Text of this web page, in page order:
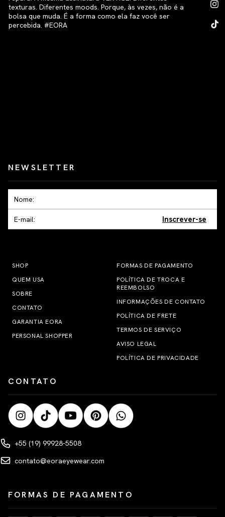
NEWSLETTER
Inscrever-se
SHOP
QUEM USA
SOBRE
CONTATO
GARANTIA EORA
PERSONAL SHOPPER
FORMAS DE PAGAMENTO
POLÍTICA DE TROCA E
REEMBOLSO
INFORMAÇÕES DE CONTATO
POLÍTICA DE FRETE
TERMOS DE SERVIÇO
AVISO LEGAL
POLÍTICA DE PRIVACIDADE
CONTATO
+55 (19) 99928-5508
contato@eoraeyewear.com
FORMAS DE PAGAMENTO